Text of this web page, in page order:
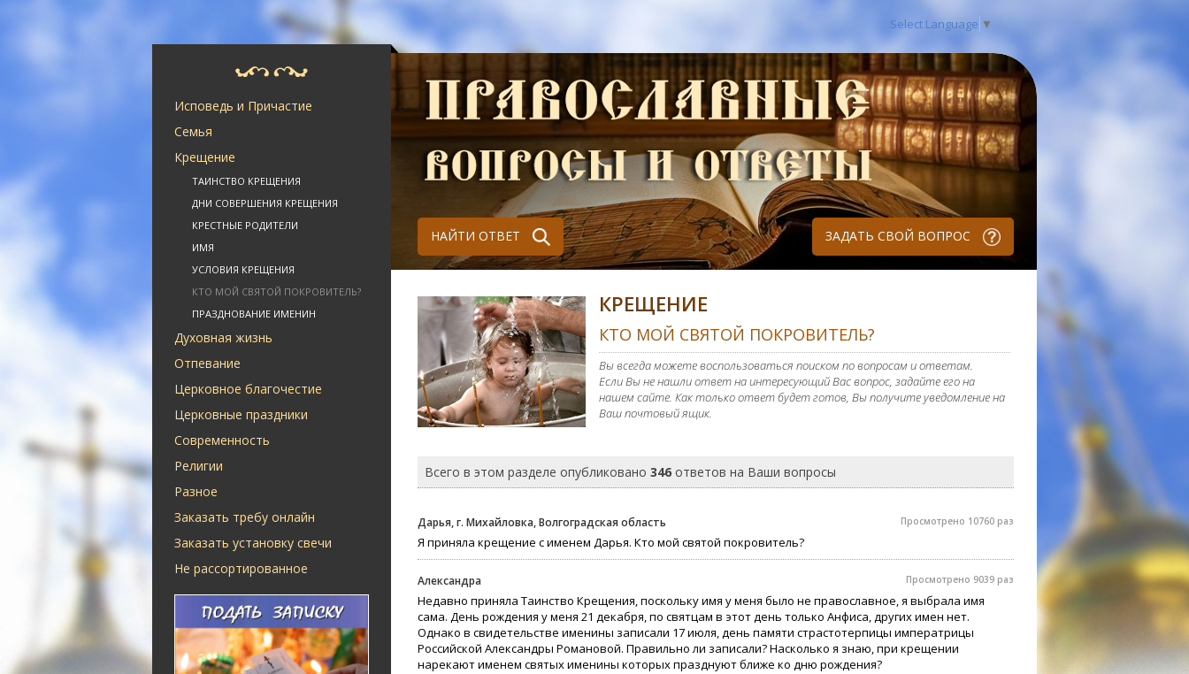
Select Language ▼
Исповедь и Причастие
Семья
Крещение
ТАИНСТВО КРЕЩЕНИЯ
ДНИ СОВЕРШЕНИЯ КРЕЩЕНИЯ
КРЕСТНЫЕ РОДИТЕЛИ
ИМЯ
УСЛОВИЯ КРЕЩЕНИЯ
КТО МОЙ СВЯТОЙ ПОКРОВИТЕЛЬ?
ПРАЗДНОВАНИЕ ИМЕНИН
Духовная жизнь
Отпевание
Церковное благочестие
Церковные праздники
Современность
Религии
Разное
Заказать требу онлайн
Заказать установку свечи
Не рассортированное
НАЙТИ ОТВЕТ ЗАДАТЬ СВОЙ ВОПРОС
КРЕЩЕНИЕ
КТО МОЙ СВЯТОЙ ПОКРОВИТЕЛЬ?
Вы всегда можете воспользоваться поиском по вопросам и ответам.
Если Вы не нашли ответ на интересующий Вас вопрос, задайте его на
нашем сайте. Как только ответ будет готов, Вы получите уведомление на
Ваш почтовый ящик.
Всего в этом разделе опубликовано 346 ответов на Ваши вопросы
Дарья, г. Михайловка, Волгоградская область Просмотрено 10760 раз
Я приняла крещение с именем Дарья. Кто мой святой покровитель?
Александра Просмотрено 9039 раз
Недавно приняла Таинство Крещения, поскольку имя у меня было не православное, я выбрала имя
сама. День рождения у меня 21 декабря, по святцам в этот день только Анфиса, других имен нет.
Однако в свидетельстве именины записали 17 июля, день памяти страстотерпицы императрицы
Российской Александры Романовой. Правильно ли записали? Насколько я знаю, при крещении
нарекают именем святых именины которых празднуют ближе ко дню рождения?